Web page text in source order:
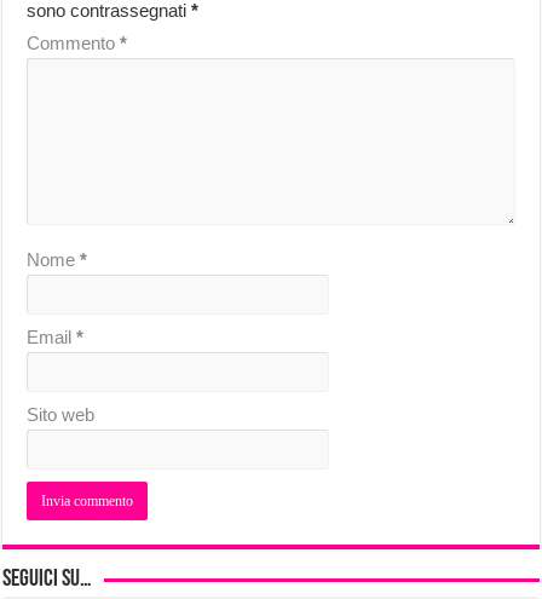
sono contrassegnati*
Commento*
Nome*
Email*
Sito web
Seguici su…